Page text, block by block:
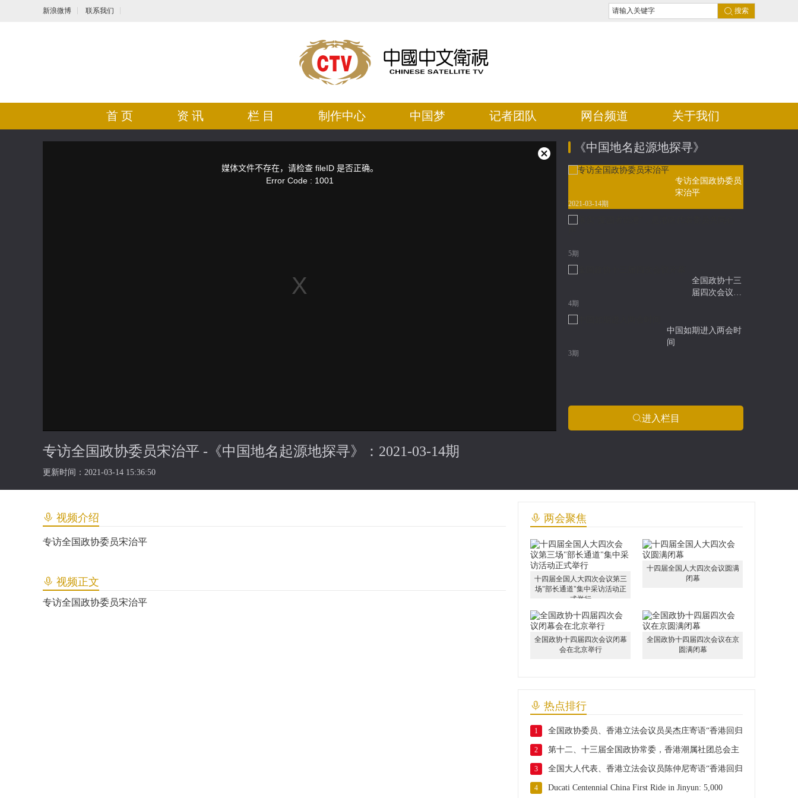
新浪微博 联系我们 搜索
首 页 资 讯 栏 目 制作中心 中国梦 记者团队 网台频道 关于我们
专访全国政协委员宋治平 -《中国地名起源地探寻》 ： 2021-03-14期
更新时间：2021-03-14 15:36:50
《中国地名起源地探寻》
专访全国政协委员
宋治平
2021-03-14期
5期
全国政协十三
届四次会议开
4期
中国如期进入两会时
间
3期
进入栏目
视频介绍
专访全国政协委员宋治平
视频正文
专访全国政协委员宋治平
两会聚焦
十四届全国人大四次会议第三
场"部长通道"集中采访活动正
式举行
十四届全国人大四次会议圆满
闭幕
全国政协十四届四次会议闭幕
会在北京举行
全国政协十四届四次会议在京
圆满闭幕
热点排行
1 全国政协委员、香港立法会议员吴杰庄寄语“香港回归
29周年”
2 第十二、十三届全国政协常委，香港潮属社团总会主
席胡定旭寄语“香港回归29周年”
3 全国大人代表、香港立法会议员陈仲尼寄语“香港回归
29周年”
4 Ducati Centennial China First Ride in Jinyun: 5,000